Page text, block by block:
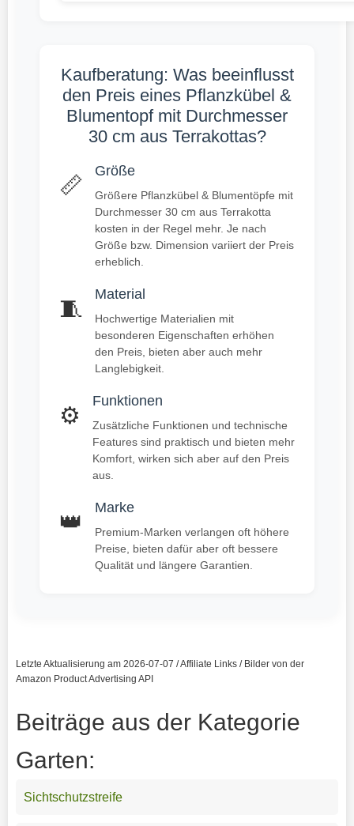
Kaufberatung: Was beeinflusst
den Preis eines Pflanzkübel &
Blumentopf mit Durchmesser
30 cm aus Terrakottas?
📏
Größe
Größere Pflanzkübel & Blumentöpfe mit
Durchmesser 30 cm aus Terrakotta
kosten in der Regel mehr. Je nach
Größe bzw. Dimension variiert der Preis
erheblich.
🧵
Material
Hochwertige Materialien mit
besonderen Eigenschaften erhöhen
den Preis, bieten aber auch mehr
Langlebigkeit.
⚙️
Funktionen
Zusätzliche Funktionen und technische
Features sind praktisch und bieten mehr
Komfort, wirken sich aber auf den Preis
aus.
👑
Marke
Premium-Marken verlangen oft höhere
Preise, bieten dafür aber oft bessere
Qualität und längere Garantien.
Letzte Aktualisierung am 2026-07-07 / Affiliate Links / Bilder von der
Amazon Product Advertising API
Beiträge aus der Kategorie
Garten:
Sichtschutzstreife